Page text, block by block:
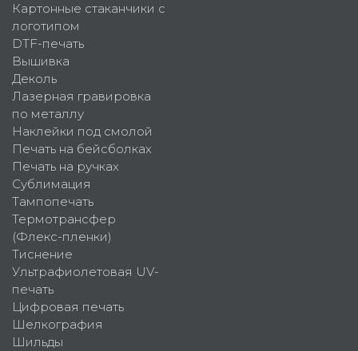
Картонные стаканчики с
логотипом
DTF-печать
Вышивка
Деколь
Лазерная гравировка
по металлу
Наклейки под смолой
Печать на бейсболках
Печать на ручках
Сублимация
Тампопечать
Термотрансфер
(Флекс-пленки)
Тиснение
Ультрафиолетовая UV-
печать
Цифровая печать
Шелкография
Шильды